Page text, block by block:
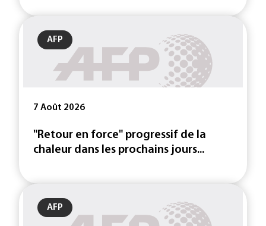
AFP
7 Août 2026
"Retour en force" progressif de la
chaleur dans les prochains jours...
AFP